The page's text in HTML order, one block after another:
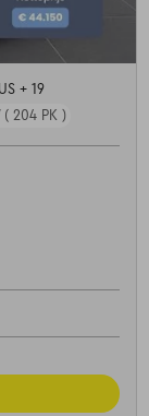
+ 19
( 204 PK )